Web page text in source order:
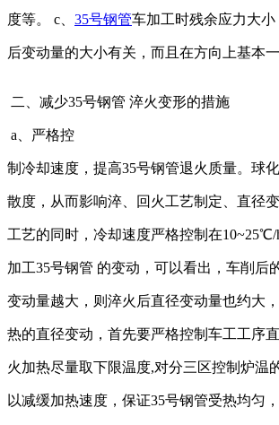
度等。 c、 35号钢管车加工时残余应力大
后变动量的大小有关，而且在方向上基本一
二、减少35号钢管 淬火变形的措施
a、严格控
制冷却速度，提高35号钢管退火质量。球
散度，从而影响淬、回火工艺制定、直径
工艺的同时，冷却速度严格控制在10~25℃/
加工35号钢管 的变动，可以看出，车削
变动量越大，则淬火后直径变动量也约大
热的直径变动，首先要严格控制车工工序
火加热尽量取下限温度,对分三区控制炉温
以减缓加热速度，保证35号钢管受热均匀